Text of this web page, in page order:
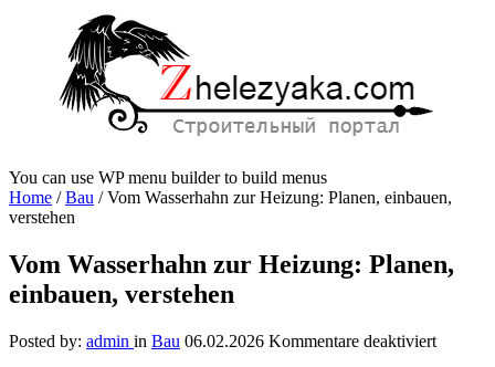
You can use WP menu builder to build menus
Home /Bau /Vom Wasserhahn zur Heizung: Planen, einbauen,
verstehen
Vom Wasserhahn zur Heizung: Planen,
einbauen, verstehen
Posted by: admin in Bau 06.02.2026 Kommentare deaktiviertfür